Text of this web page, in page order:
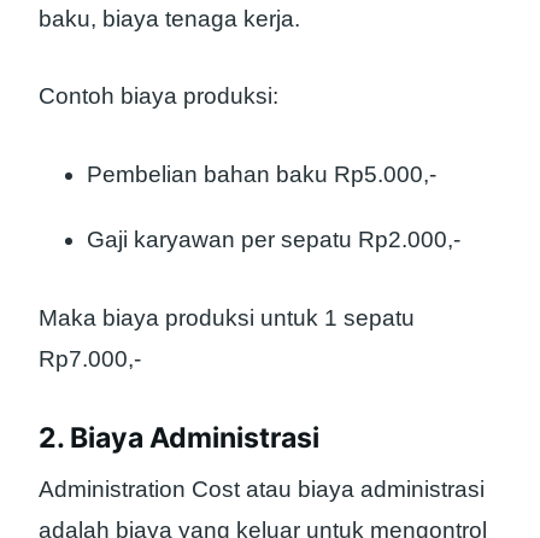
baku, biaya tenaga kerja.
Contoh biaya produksi:
Pembelian bahan baku Rp5.000,-
Gaji karyawan per sepatu Rp2.000,-
Maka biaya produksi untuk 1 sepatu
Rp7.000,-
2. Biaya Administrasi
Administration Cost atau biaya administrasi
adalah biaya yang keluar untuk mengontrol